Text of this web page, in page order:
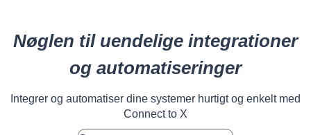
Nøglen til uendelige integrationer
og automatiseringer
Integrer og automatiser dine systemer hurtigt og enkelt med
Connect to X